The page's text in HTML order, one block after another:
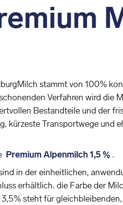
stammt von 100%
Verfahren wird die
Bestandteile und der
kürzeste Transportwege und
Premium Alpenmilch 1,5 % .
in der einheitlichen,
erhältlich. die Farbe der
steht für